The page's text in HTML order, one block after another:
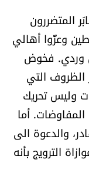
المتضررون
وعزُّوا أهالي
وردي. فخوض
الظروف التي
وليس تحريك
أما
والدعوة الى
الترويج بأنه